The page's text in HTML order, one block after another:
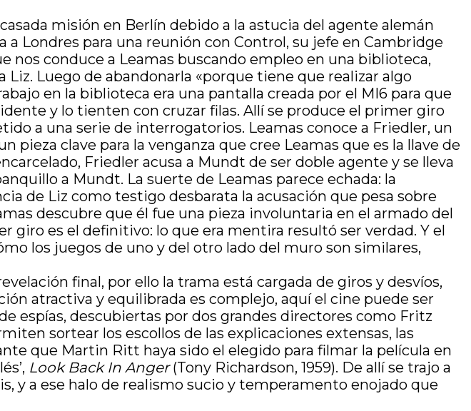
misión en Berlín debido a la astucia del agente alemán
Londres para una reunión con Control, su jefe en Cambridge
nos conduce a Leamas buscando empleo en una biblioteca,
Luego de abandonarla «porque tiene que realizar algo
en la biblioteca era una pantalla creada por el MI6 para que
y lo tienten con cruzar filas. Allí se produce el primer giro
a una serie de interrogatorios. Leamas conoce a Friedler, un
clave para la venganza que cree Leamas que es la llave de
Friedler acusa a Mundt de ser doble agente y se lleva
a Mundt. La suerte de Leamas parece echada: la
de Liz como testigo desbarata la acusación que pesa sobre
descubre que él fue una pieza involuntaria en el armado del
giro es el definitivo: lo que era mentira resultó ser verdad. Y el
los juegos de uno y del otro lado del muro son similares,
final, por ello la trama está cargada de giros y desvíos,
atractiva y equilibrada es complejo, aquí el cine puede ser
espías, descubiertas por dos grandes directores como Fritz
sortear los escollos de las explicaciones extensas, las
que Martin Ritt haya sido el elegido para filmar la película en
Look Back In Anger(Tony Richardson, 1959). De allí se trajo a
y a ese halo de realismo sucio y temperamento enojado que